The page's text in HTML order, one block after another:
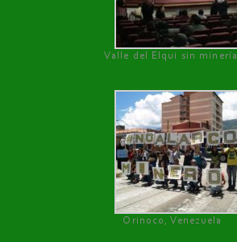
Valle del Elqui sin minería.
Orinoco, Venezuela